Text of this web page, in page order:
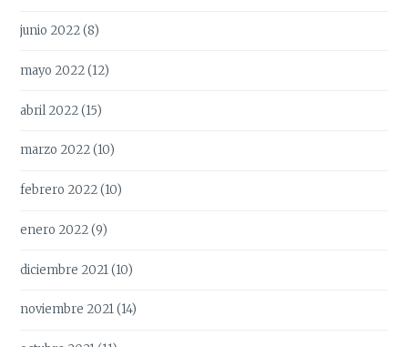
junio 2022(8)
mayo 2022(12)
abril 2022(15)
marzo 2022(10)
febrero 2022(10)
enero 2022(9)
diciembre 2021(10)
noviembre 2021(14)